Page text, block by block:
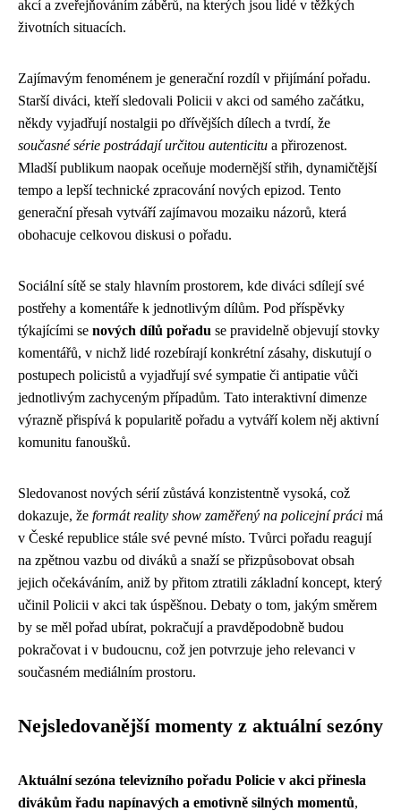
akcí a zveřejňováním záběrů, na kterých jsou lidé v těžkých
životních situacích.
Zajímavým fenoménem je generační rozdíl v přijímání pořadu.
Starší diváci, kteří sledovali Policii v akci od samého začátku,
někdy vyjadřují nostalgii po dřívějších dílech a tvrdí, že
současné série postrádají určitou autenticitu a přirozenost.
Mladší publikum naopak oceňuje modernější střih, dynamičtější
tempo a lepší technické zpracování nových epizod. Tento
generační přesah vytváří zajímavou mozaiku názorů, která
obohacuje celkovou diskusi o pořadu.
Sociální sítě se staly hlavním prostorem, kde diváci sdílejí své
postřehy a komentáře k jednotlivým dílům. Pod příspěvky
týkajícími se nových dílů pořadu se pravidelně objevují stovky
komentářů, v nichž lidé rozebírají konkrétní zásahy, diskutují o
postupech policistů a vyjadřují své sympatie či antipatie vůči
jednotlivým zachyceným případům. Tato interaktivní dimenze
výrazně přispívá k popularitě pořadu a vytváří kolem něj aktivní
komunitu fanoušků.
Sledovanost nových sérií zůstává konzistentně vysoká, což
dokazuje, že formát reality show zaměřený na policejní práci má
v České republice stále své pevné místo. Tvůrci pořadu reagují
na zpětnou vazbu od diváků a snaží se přizpůsobovat obsah
jejich očekáváním, aniž by přitom ztratili základní koncept, který
učinil Policii v akci tak úspěšnou. Debaty o tom, jakým směrem
by se měl pořad ubírat, pokračují a pravděpodobně budou
pokračovat i v budoucnu, což jen potvrzuje jeho relevanci v
současném mediálním prostoru.
Nejsledovanější momenty z aktuální sezóny
Aktuální sezóna televizního pořadu Policie v akci přinesla
divákům řadu napínavých a emotivně silných momentů,